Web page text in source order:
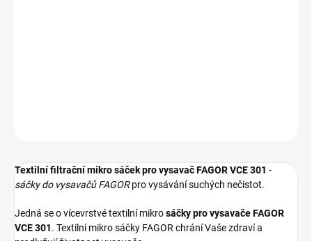
Textilní filtrační mikro sáček pro vysavač FAGOR VCE 301 -
sáčky do vysavačů FAGORpro vysávání suchých nečistot.
Jedná se o vícevrstvé textilní mikrosáčky pro vysavače FAGOR
VCE 301. Textilní mikro sáčky FAGOR chrání Vaše zdraví a